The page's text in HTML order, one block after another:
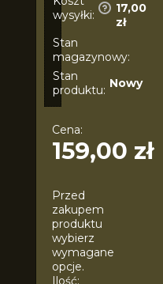
wysyłki:
17,00
zł
Stan
magazynowy:
Stan
produktu: Nowy
Cena:
159,00 zł
Przed
zakupem
produktu
wybierz
wymagane
opcje.
Ilość: